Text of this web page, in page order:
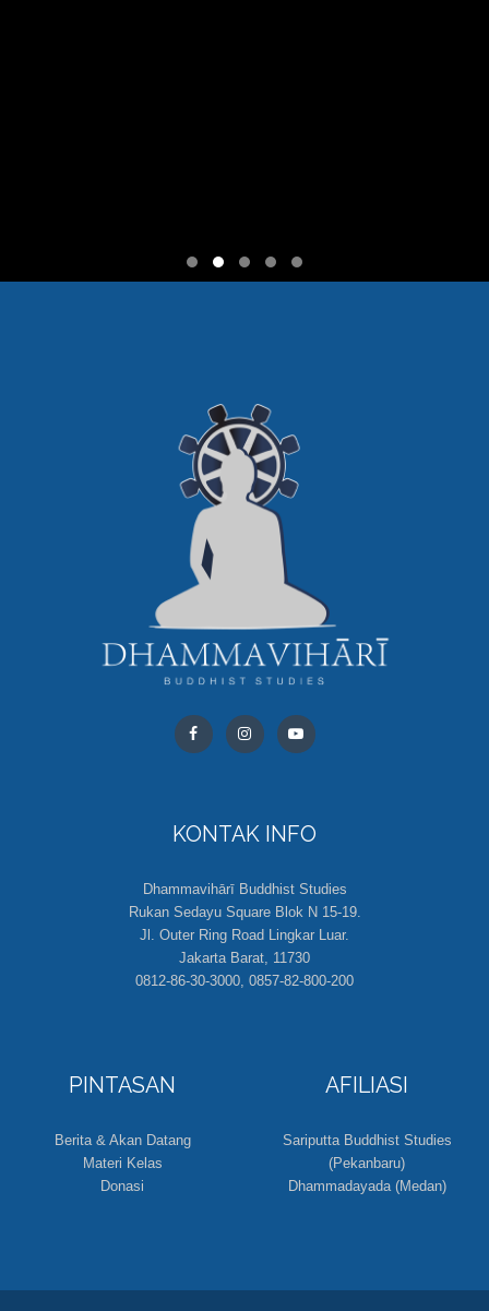
KONTAK INFO
Dhammavihārī Buddhist Studies
Rukan Sedayu Square Blok N 15-19.
Jl. Outer Ring Road Lingkar Luar.
Jakarta Barat, 11730
0812-86-30-3000, 0857-82-800-200
PINTASAN
Berita & Akan Datang
Materi Kelas
Donasi
AFILIASI
Sariputta Buddhist Studies
(Pekanbaru)
Dhammadayada (Medan)